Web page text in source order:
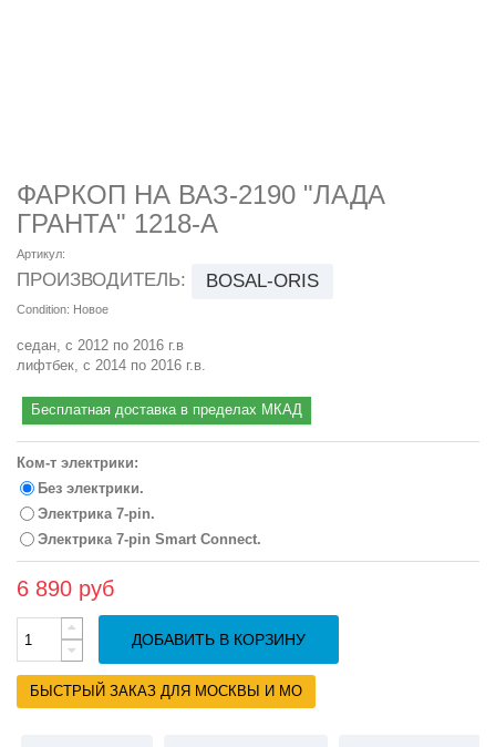
ФАРКОП НА ВАЗ-2190 "ЛАДА
ГРАНТА" 1218-A
Артикул:
ПРОИЗВОДИТЕЛЬ: BOSAL-ORIS
Condition: Новое
седан, с 2012 по 2016 г.в
лифтбек, с 2014 по 2016 г.в.
Бесплатная доставка в пределах МКАД
Ком-т электрики:
Без электрики.
Электрика 7-pin.
Электрика 7-pin Smart Connect.
6 890 руб
ДОБАВИТЬ В КОРЗИНУ
БЫСТРЫЙ ЗАКАЗ ДЛЯ МОСКВЫ И МО